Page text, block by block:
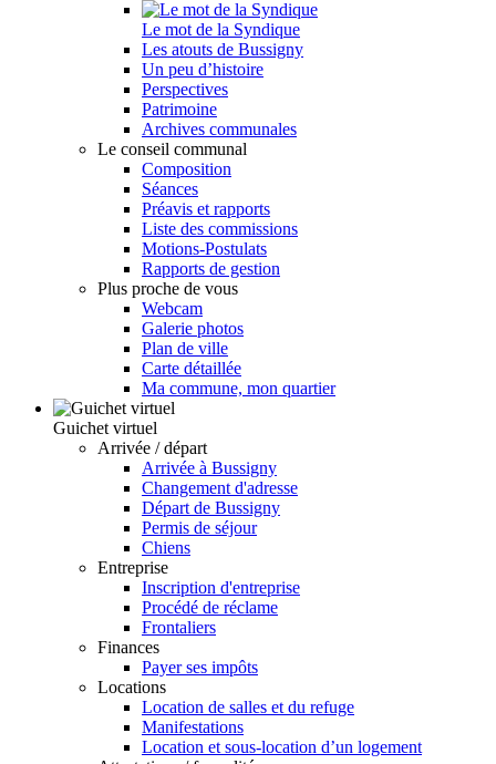
Le mot de la Syndique
Les atouts de Bussigny
Un peu d’histoire
Perspectives
Patrimoine
Archives communales
Le conseil communal
Composition
Séances
Préavis et rapports
Liste des commissions
Motions-Postulats
Rapports de gestion
Plus proche de vous
Webcam
Galerie photos
Plan de ville
Carte détaillée
Ma commune, mon quartier
Guichet virtuel
Arrivée / départ
Arrivée à Bussigny
Changement d'adresse
Départ de Bussigny
Permis de séjour
Chiens
Entreprise
Inscription d'entreprise
Procédé de réclame
Frontaliers
Finances
Payer ses impôts
Locations
Location de salles et du refuge
Manifestations
Location et sous-location d’un logement